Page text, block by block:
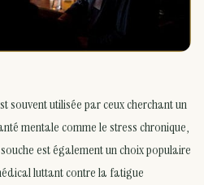
souvent utilisée par ceux cherchant un
mentale comme le stress chronique,
est également un choix populaire
luttant contre la fatigue